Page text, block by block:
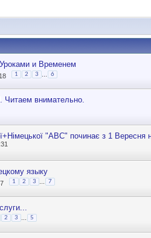
и Временем
1 2 3 6
Читаем внимательно.
"АВС" починає з 1 Вересня
языку
1 2 3 7
2 3 5